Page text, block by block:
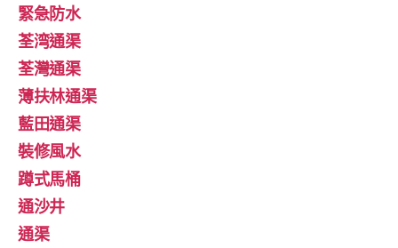
緊急防水
荃湾通渠
荃灣通渠
薄扶林通渠
藍田通渠
裝修風水
蹲式馬桶
通沙井
通渠